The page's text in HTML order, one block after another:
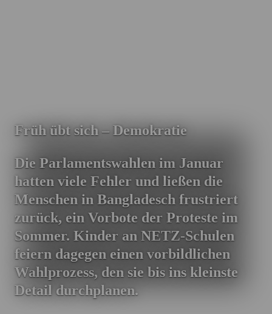
Früh übt sich – Demokratie
Die Parlamentswahlen im Januar
hatten viele Fehler und ließen die
Menschen in Bangladesch frustriert
zurück, ein Vorbote der Proteste im
Sommer. Kinder an NETZ-Schulen
feiern dagegen einen vorbildlichen
Wahlprozess, den sie bis ins kleinste
Detail durchplanen.